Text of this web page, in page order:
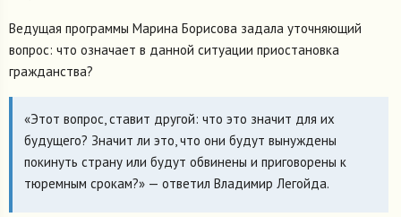
Ведущая программы Марина Борисова задала уточняющий
вопрос: что означает в данной ситуации приостановка
гражданства?
«Этот вопрос, ставит другой: что это значит для их
будущего? Значит ли это, что они будут вынуждены
покинуть страну или будут обвинены и приговорены к
тюремным срокам?» — ответил Владимир Легойда.